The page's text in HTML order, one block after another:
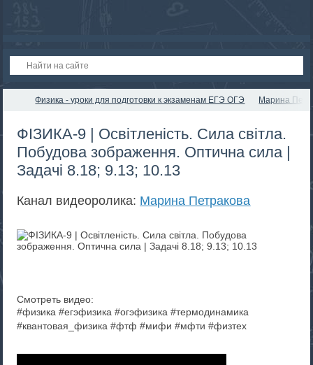
Физика - уроки для подготовки к экзаменам ЕГЭ ОГЭ Марина
ФІЗИКА-9 | Освітленість. Сила світла.
Побудова зображення. Оптична сила |
Задачі 8.18; 9.13; 10.13
Канал видеоролика: Марина Петракова
Смотреть видео:
#физика #егэфизика #огэфизика #термодинамика
#квантовая_физика #фтф #мифи #мфти #физтех